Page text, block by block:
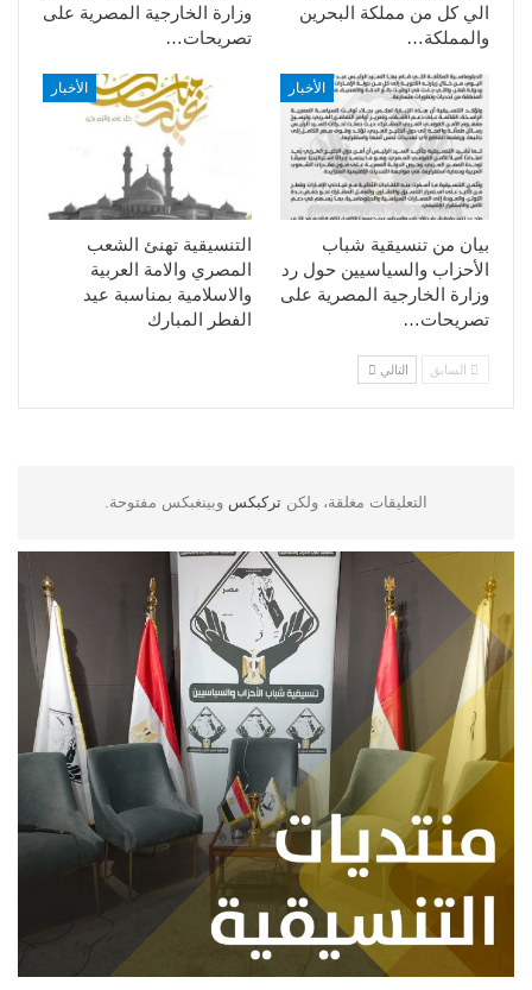
وزارة الخارجية المصرية على
تصريحات…
الي كل من مملكة البحرين
والمملكة…
الأخبار
التنسيقية تهنئ الشعب
المصري والامة العربية
والاسلامية بمناسبة عيد
الفطر المبارك
الأخبار
بيان من تنسيقية شباب
الأحزاب والسياسيين حول رد
وزارة الخارجية المصرية على
تصريحات…
السابق التالي
التعليقات مغلقة، ولكن تركبكس وبينغبكس مفتوحة.